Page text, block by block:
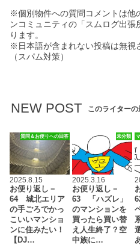
※個別物件への質問コメントは他
ンコミュニティの「スムログ出
ります。
※日本語が含まれない投稿は無視
（スパム対策）
NEW POST このライター
質問＆お便りへの回答
2025.8.15
お便り返し－
64 城北エリア
の手ごろでかっ
こいいマンショ
ンに住みたい！
【DJ…
未分類
2025.3.16
お便り返し－
63 「ハズレ」
のマンションを
買ったら買い替
え人生終了？空
中族に…